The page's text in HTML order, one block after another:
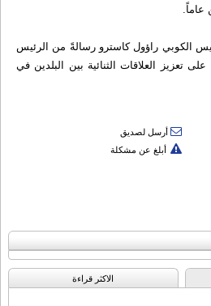
عاماً.
الكوبي راؤول كاسترو رسالةً من الرئيس
تعزيز العلاقات الثنائية بين البلدين في
أرسل لصديق
أبلغ عن مشكلة
الاکثر قراءة